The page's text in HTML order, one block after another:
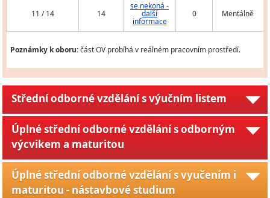
11 / 14 14
se nekoná -
další
informace
0 Mentálně
Poznámky k oboru:část OV probíhá v reálném pracovním prostředí.
Střední odborné vzdělání s výučním listem
Úplné střední odborné vzdělání s odborným
výcvikem a maturitou
Úplné střední odborné vzdělání s vyučením i
maturitou - nástavbové studium